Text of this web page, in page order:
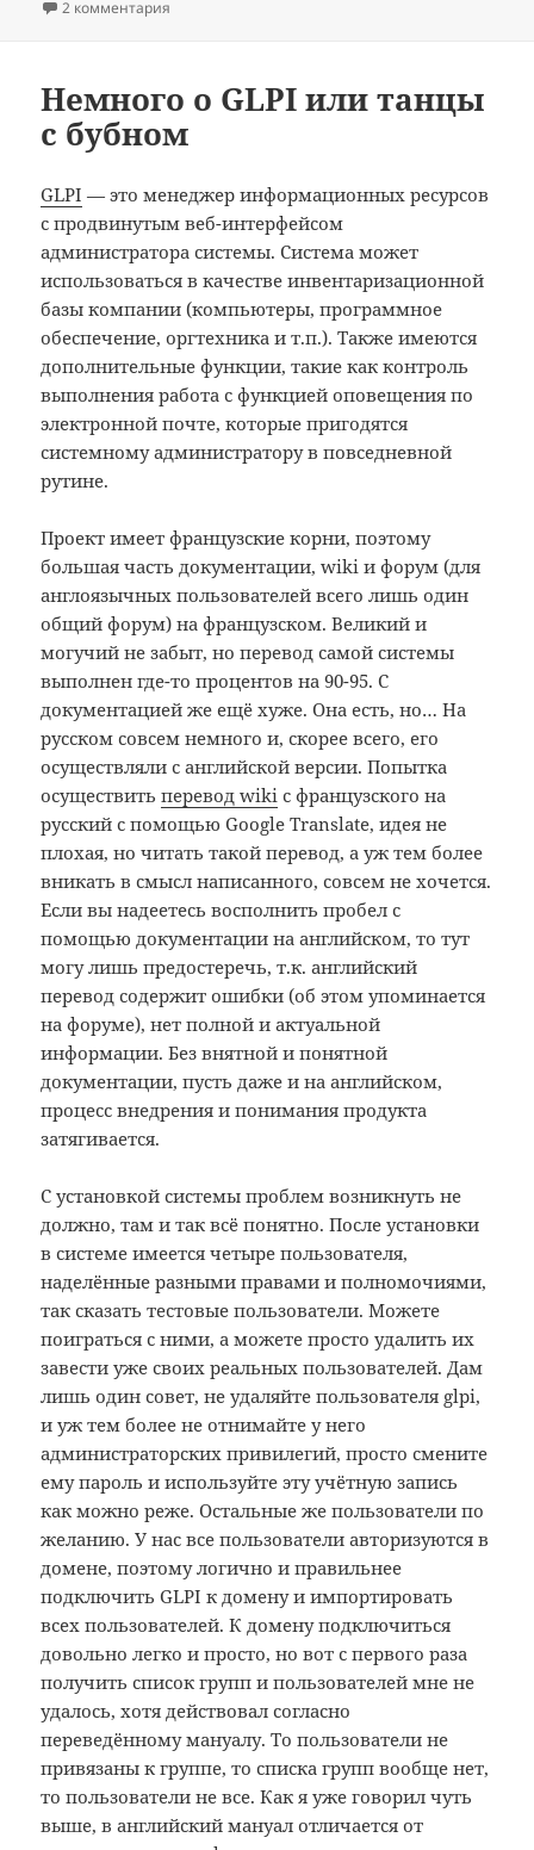
2 комментария
Немного о GLPI или танцы
с бубном
GLPI — это менеджер информационных ресурсов
с продвинутым веб-интерфейсом
администратора системы. Система может
использоваться в качестве инвентаризационной
базы компании (компьютеры, программное
обеспечение, оргтехника и т.п.). Также имеются
дополнительные функции, такие как контроль
выполнения работа с функцией оповещения по
электронной почте, которые пригодятся
системному администратору в повседневной
рутине.
Проект имеет французские корни, поэтому
большая часть документации, wiki и форум (для
англоязычных пользователей всего лишь один
общий форум) на французском. Великий и
могучий не забыт, но перевод самой системы
выполнен где-то процентов на 90-95. С
документацией же ещё хуже. Она есть, но… На
русском совсем немного и, скорее всего, его
осуществляли с английской версии. Попытка
осуществитьперевод wiki с французского на
русский с помощью Google Translate, идея не
плохая, но читать такой перевод, а уж тем более
вникать в смысл написанного, совсем не хочется.
Если вы надеетесь восполнить пробел с
помощью документации на английском, то тут
могу лишь предостеречь, т.к. английский
перевод содержит ошибки (об этом упоминается
на форуме), нет полной и актуальной
информации. Без внятной и понятной
документации, пусть даже и на английском,
процесс внедрения и понимания продукта
затягивается.
С установкой системы проблем возникнуть не
должно, там и так всё понятно. После установки
в системе имеется четыре пользователя,
наделённые разными правами и полномочиями,
так сказать тестовые пользователи. Можете
поиграться с ними, а можете просто удалить их
завести уже своих реальных пользователей. Дам
лишь один совет, не удаляйте пользователя glpi,
и уж тем более не отнимайте у него
администраторских привилегий, просто смените
ему пароль и используйте эту учётную запись
как можно реже. Остальные же пользователи по
желанию. У нас все пользователи авторизуются в
домене, поэтому логично и правильнее
подключить GLPI к домену и импортировать
всех пользователей. К домену подключиться
довольно легко и просто, но вот с первого раза
получить список групп и пользователей мне не
удалось, хотя действовал согласно
переведённому мануалу. То пользователи не
привязаны к группе, то списка групп вообще нет,
то пользователи не все. Как я уже говорил чуть
выше, в английский мануал отличается от